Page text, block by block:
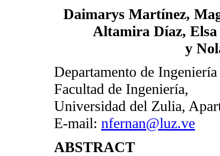
Daimarys Martínez,
Altamira Díaz,
y
Departamento de
Facultad de Ingeniería,
Universidad del Zulia,
E-mail: nfernan@luz.ve
ABSTRACT